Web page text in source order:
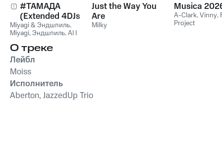
#ТАМАДА
(Extended 4DJs
Pack)
Miyagi & Эндшпиль,
Miyagi,Эндшпиль,Al I
Just the Way You
Are
Milky
Musica
A-Clark,Vinny,
Project
О треке
Лейбл
Moiss
Исполнитель
Aberton, JazzedUp Trio